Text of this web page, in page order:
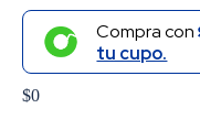
Compra con
tu cupo.
$0